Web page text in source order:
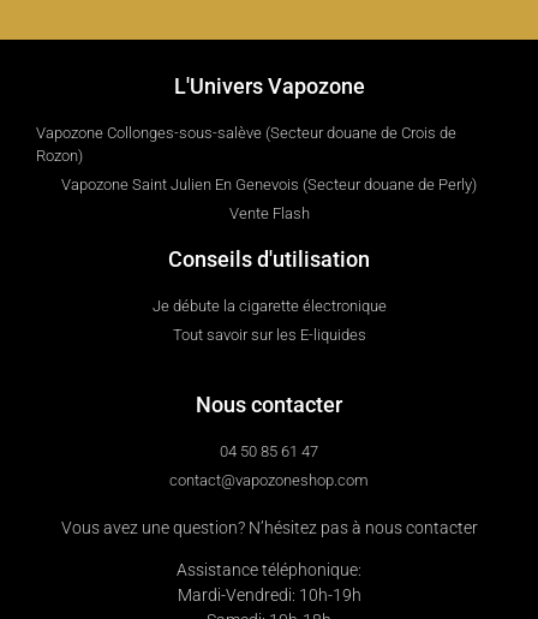
L'Univers Vapozone
Vapozone Collonges-sous-salève (Secteur douane de Crois de
Rozon)
Vapozone Saint Julien En Genevois (Secteur douane de Perly)
Vente Flash
Conseils d'utilisation
Je débute la cigarette électronique
Tout savoir sur les E-liquides
Nous contacter
04 50 85 61 47
contact@vapozoneshop.com
Vous avez une question? N’hésitez pas à nous contacter
Assistance téléphonique:
Mardi-Vendredi: 10h-19h